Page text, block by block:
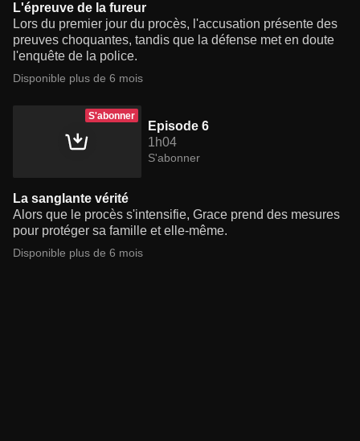
L'épreuve de la fureur
Lors du premier jour du procès, l'accusation présente des
preuves choquantes, tandis que la défense met en doute
l'enquête de la police.
Disponible plus de 6 mois
S'abonner
Episode 6
1h04
S'abonner
La sanglante vérité
Alors que le procès s'intensifie, Grace prend des mesures
pour protéger sa famille et elle-même.
Disponible plus de 6 mois